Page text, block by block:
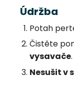
Údržba
Potah
Čistěte
vysavače.
Nesušit v